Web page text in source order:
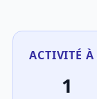
ACTIVITÉ
1